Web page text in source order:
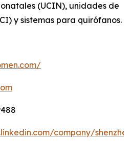
(UCIN), unidades de
y sistemas para quirófanos.
company/